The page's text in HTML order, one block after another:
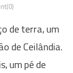
de terra, um
de Ceilândia.
um pé de